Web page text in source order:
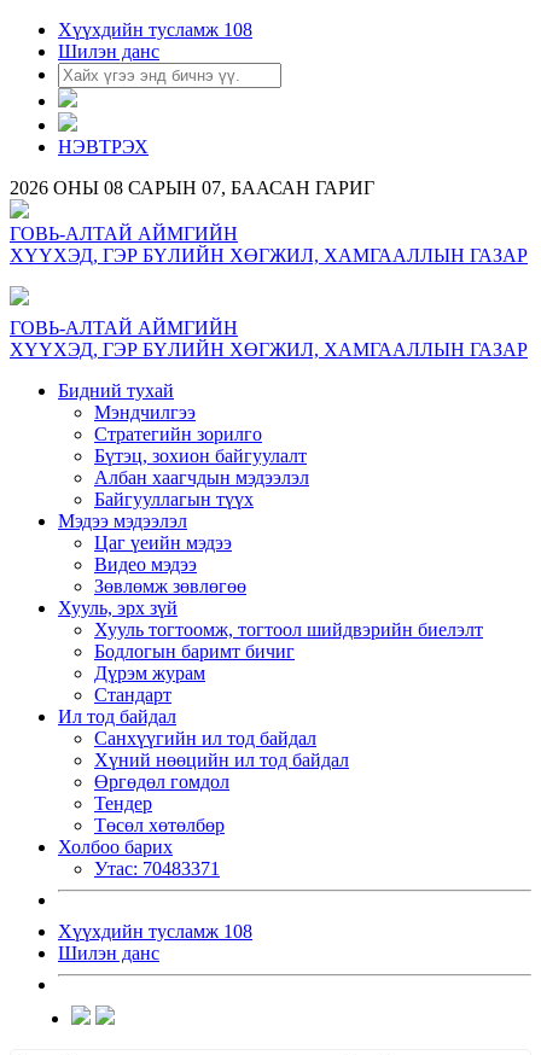
Хүүхдийн тусламж 108
Шилэн данс
НЭВТРЭХ
2026 ОНЫ 08 САРЫН 07, БААСАН ГАРИГ
ГОВЬ-АЛТАЙ АЙМГИЙН
ХҮҮХЭД, ГЭР БҮЛИЙН ХӨГЖИЛ, ХАМГААЛЛЫН ГАЗАР
ГОВЬ-АЛТАЙ АЙМГИЙН
ХҮҮХЭД, ГЭР БҮЛИЙН ХӨГЖИЛ, ХАМГААЛЛЫН ГАЗАР
Бидний тухай
Мэндчилгээ
Стратегийн зорилго
Бүтэц, зохион байгуулалт
Албан хаагчдын мэдээлэл
Байгууллагын түүх
Мэдээ мэдээлэл
Цаг үеийн мэдээ
Видео мэдээ
Зөвлөмж зөвлөгөө
Хууль, эрх зүй
Хууль тогтоомж, тогтоол шийдвэрийн биелэлт
Бодлогын баримт бичиг
Дүрэм журам
Стандарт
Ил тод байдал
Санхүүгийн ил тод байдал
Хүний нөөцийн ил тод байдал
Өргөдөл гомдол
Тендер
Төсөл хөтөлбөр
Холбоо барих
Утас: 70483371
Хүүхдийн тусламж 108
Шилэн данс